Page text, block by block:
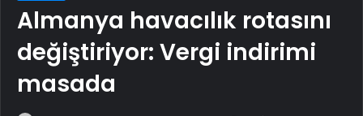
Almanya havacılık rotasını
değiştiriyor: Vergi indirimi
masada